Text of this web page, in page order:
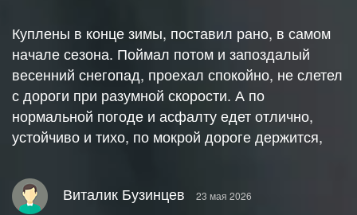
Куплены в конце зимы, поставил рано, в самом
начале сезона. Поймал потом и запоздалый
весенний снегопад, проехал спокойно, не слетел
с дороги при разумной скорости. А по
нормальной погоде и асфалту едет отлично,
устойчиво и тихо, по мокрой дороге держится,
Виталик Бузинцев 23 мая 2026